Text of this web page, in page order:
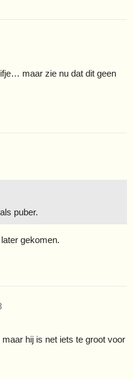
maar zie nu dat dit geen
puber.
gekomen.
hij is net iets te groot voor